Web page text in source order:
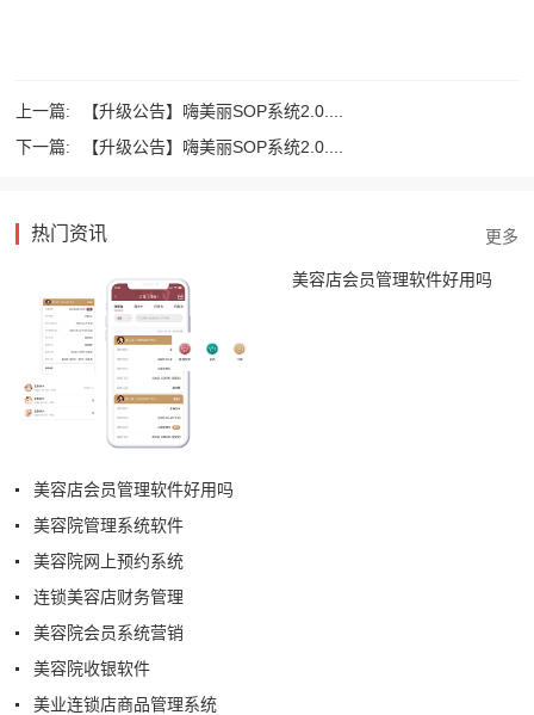
上一篇:
【升级公告】嗨美丽SOP系统2.0....
下一篇:
【升级公告】嗨美丽SOP系统2.0....
热门资讯
美容店会员管理软件好用吗
美容店会员管理软件好用吗
美容院管理系统软件
美容院网上预约系统
连锁美容店财务管理
美容院会员系统营销
美容院收银软件
美业连锁店商品管理系统